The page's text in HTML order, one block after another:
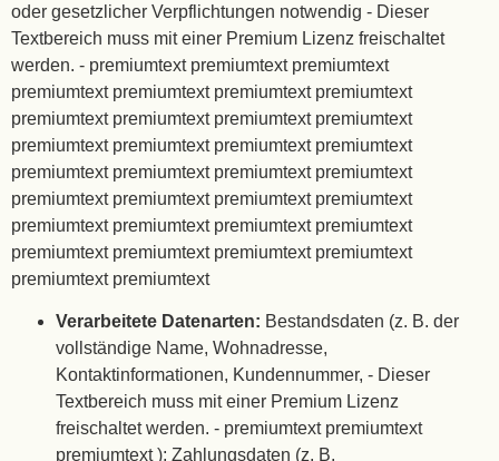
oder gesetzlicher Verpflichtungen notwendig - Dieser
Textbereich muss mit einer Premium Lizenz freischaltet
werden. - premiumtext premiumtext premiumtext
premiumtext premiumtext premiumtext premiumtext
premiumtext premiumtext premiumtext premiumtext
premiumtext premiumtext premiumtext premiumtext
premiumtext premiumtext premiumtext premiumtext
premiumtext premiumtext premiumtext premiumtext
premiumtext premiumtext premiumtext premiumtext
premiumtext premiumtext premiumtext premiumtext
premiumtext premiumtext
Verarbeitete Datenarten: Bestandsdaten (z. B. der
vollständige Name, Wohnadresse,
Kontaktinformationen, Kundennummer, - Dieser
Textbereich muss mit einer Premium Lizenz
freischaltet werden. - premiumtext premiumtext
premiumtext); Zahlungsdaten (z. B.